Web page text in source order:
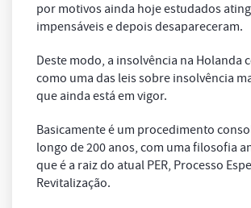
por motivos ainda hoje estudados
impensáveis e depois desapareceram.
Deste modo, a insolvência na Holanda
como uma das leis sobre insolvência
que ainda está em vigor.
Basicamente é um procedimento
longo de 200 anos, com uma filosofia
que é a raiz do atual PER, Processo
Revitalização.